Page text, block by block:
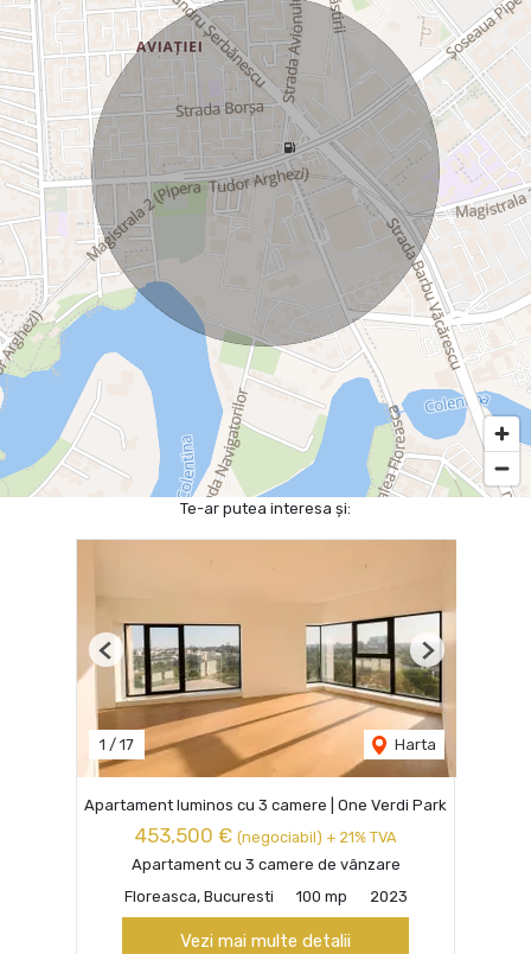
Te-ar putea interesa și:
1 / 17 Harta
Previous Next
Apartament luminos cu 3 camere | One Verdi Park
453,500 € (negociabil) + 21% TVA
Apartament cu 3 camere de vânzare
Floreasca, Bucuresti
100 mp 2023
Vezi mai multe detalii